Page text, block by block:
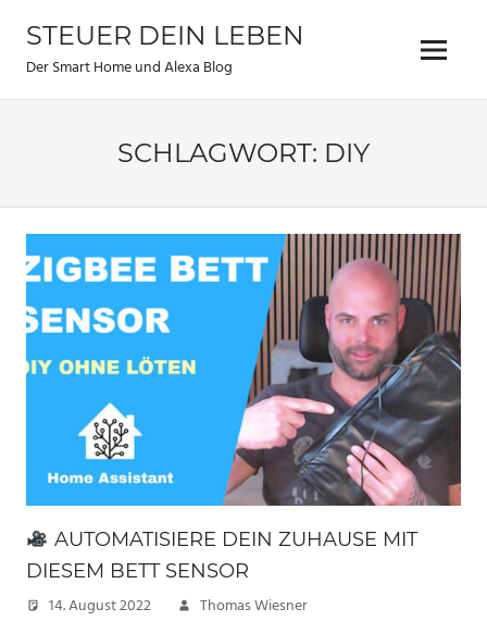
Inhalt
springen
STEUER DEIN LEBEN
Der Smart Home und Alexa Blog Menu
SCHLAGWORT: DIY
AUTOMATISIERE DEIN ZUHAUSE MIT
DIESEM BETT SENSOR
14. August 2022 Thomas Wiesner